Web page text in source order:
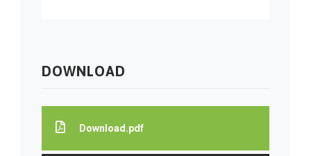
DOWNLOAD
Download.pdf